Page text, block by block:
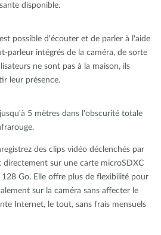
disponible.
est possible d'écouter et de parler à l'aide
parleur intégrés de la caméra, de sorte
ne sont pas à la maison, ils
leur présence.
5 mètres dans l'obscurité totale
des clips vidéo déclenchés par
sur une carte microSDXC
Go. Elle offre plus de flexibilité pour
sur la caméra sans affecter le
Internet, le tout, sans frais mensuels